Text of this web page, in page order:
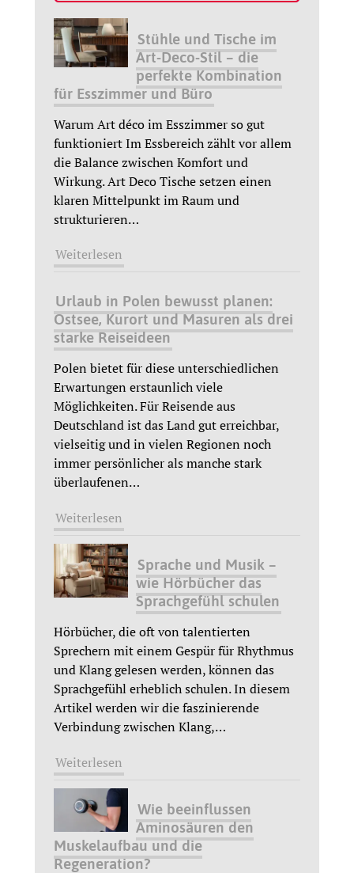
Stühle und Tische im
Art-Deco-Stil – die
perfekte Kombination
für Esszimmer und Büro
Warum Art déco im Esszimmer so gut
funktioniert Im Essbereich zählt vor allem
die Balance zwischen Komfort und
Wirkung. Art Deco Tische setzen einen
klaren Mittelpunkt im Raum und
strukturieren…
Weiterlesen
Urlaub in Polen bewusst planen:
Ostsee, Kurort und Masuren als drei
starke Reiseideen
Polen bietet für diese unterschiedlichen
Erwartungen erstaunlich viele
Möglichkeiten. Für Reisende aus
Deutschland ist das Land gut erreichbar,
vielseitig und in vielen Regionen noch
immer persönlicher als manche stark
überlaufenen…
Weiterlesen
Sprache und Musik –
wie Hörbücher das
Sprachgefühl schulen
Hörbücher, die oft von talentierten
Sprechern mit einem Gespür für Rhythmus
und Klang gelesen werden, können das
Sprachgefühl erheblich schulen. In diesem
Artikel werden wir die faszinierende
Verbindung zwischen Klang,…
Weiterlesen
Wie beeinflussen
Aminosäuren den
Muskelaufbau und die
Regeneration?